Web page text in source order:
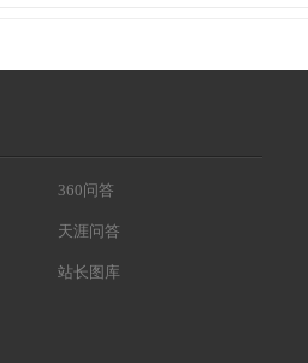
360问答
天涯问答
站长图库